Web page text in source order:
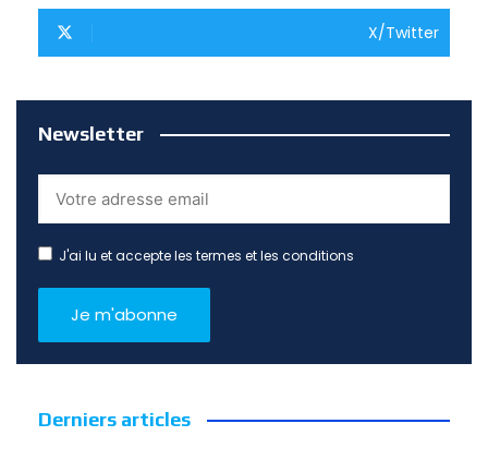
X/Twitter
Newsletter
J'ai lu et accepte les termes et les conditions
Derniers articles